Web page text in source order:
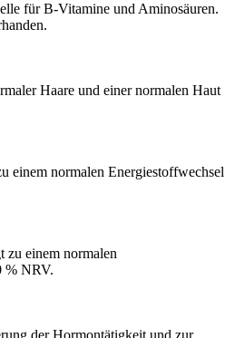
für B-Vitamine und Aminosäuren.
Haare und einer normalen Haut
einem normalen Energiestoffwechsel
einem normalen
% NRV.
der Hormontätigkeit und zur